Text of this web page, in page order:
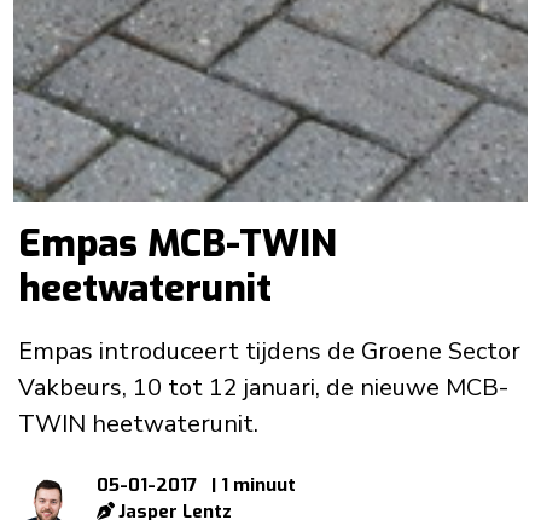
Empas MCB-TWIN
heetwaterunit
Empas introduceert tijdens de Groene Sector
Vakbeurs, 10 tot 12 januari, de nieuwe MCB-
TWIN heetwaterunit.
05-01-2017
| 1 minuut
Jasper Lentz